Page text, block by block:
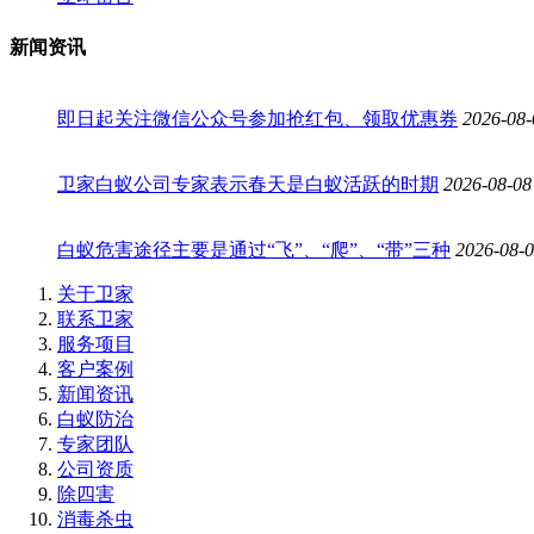
新闻资讯
即日起关注微信公众号参加抢红包、领取优惠券 2026-
卫家白蚁公司专家表示春天是白蚁活跃的时期 2026-08-08
白蚁危害途径主要是通过“飞”、“爬”、“带”三种 2026-08-
关于卫家
联系卫家
服务项目
客户案例
新闻资讯
白蚁防治
专家团队
公司资质
除四害
消毒杀虫